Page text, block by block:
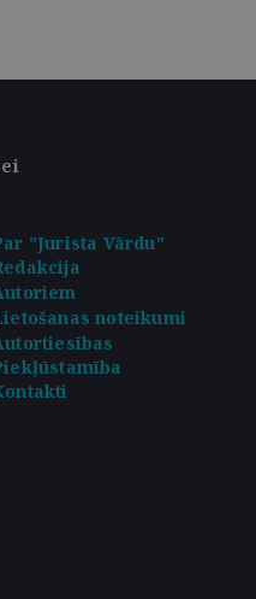
"Jurista Vārdu"
noteikumi